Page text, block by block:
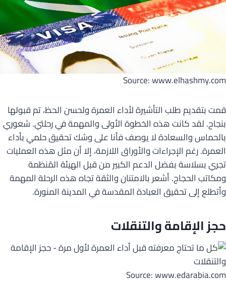
Source: www.elhashmy.com
قمت بتقديم طلب التأشيرة لأداء العمرة ولحسن الحظ، تم قبولها
بنجاح. لقد كانت هذه الخطوة الأولى والمهمة في رحلتي. شعوري
بالحماس والسعادة لا يوصف فأنا على وشك تحقيق حلمي بأداء
العمرة. رغم الإجراءات والأوراق اللازمة، إلا أن مثل هذه العمليات
تجري بسلاسة بفضل الدعم الكبير من قبل الهيئة المُنظمة
ومكاتب الحجاج. أشعر بالامتنان والثقة تجاه هذه الرحلة المهمة
وأتطلع إلى تحقيق العبادة المقدسة في المدينة المنورة.
حجز الإقامة والتنقلات
Source: www.edarabia.com